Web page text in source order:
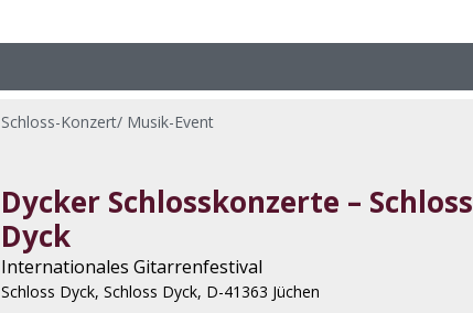
Schloss-Konzert/ Musik-Event
Dycker Schlosskonzerte – Schloss
Dyck
Internationales Gitarrenfestival
Schloss Dyck, Schloss Dyck, D-41363 Jüchen